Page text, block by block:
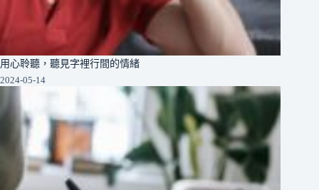
用心聆聽，聽見字裡行間的情緒
2024-05-14